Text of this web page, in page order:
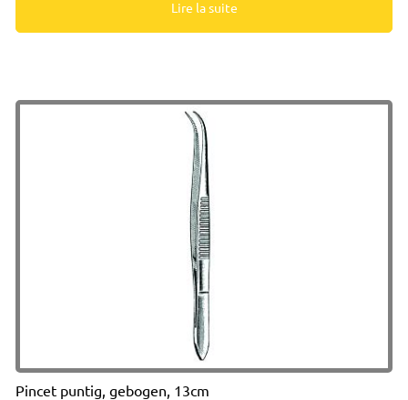
Lire la suite
Pincet puntig, gebogen, 13cm